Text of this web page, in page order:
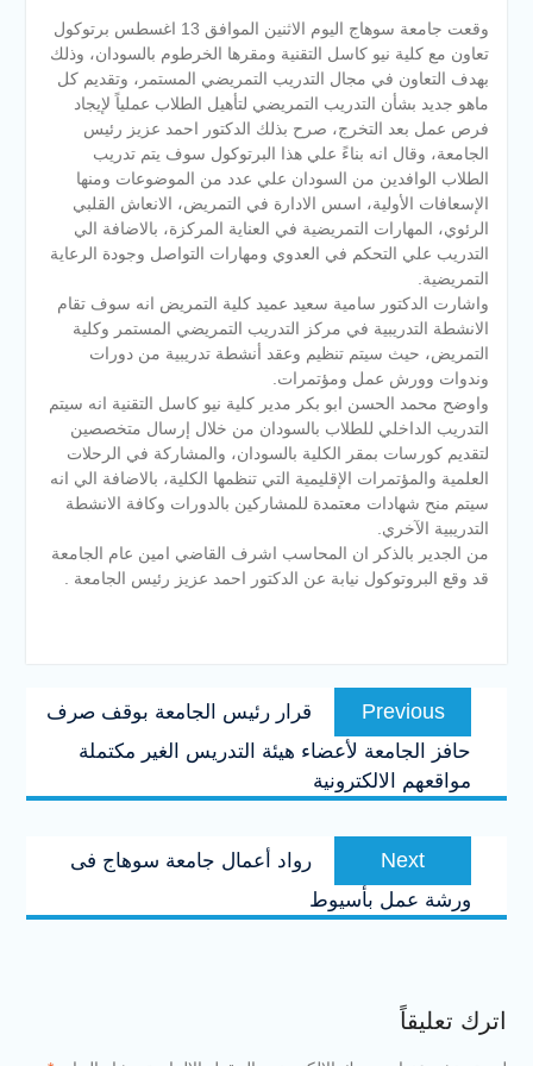
وقعت جامعة سوهاج اليوم الاثنين الموافق 13 اغسطس برتوكول
تعاون مع كلية نيو كاسل التقنية ومقرها الخرطوم بالسودان، وذلك
بهدف التعاون في مجال التدريب التمريضي المستمر، وتقديم كل
ماهو جديد بشأن التدريب التمريضي لتأهيل الطلاب عملياً لإيجاد
فرص عمل بعد التخرج، صرح بذلك الدكتور احمد عزيز رئيس
الجامعة، وقال انه بناءً علي هذا البرتوكول سوف يتم تدريب
الطلاب الوافدين من السودان علي عدد من الموضوعات ومنها
الإسعافات الأولية، اسس الادارة في التمريض، الانعاش القلبي
الرئوي، المهارات التمريضية في العناية المركزة، بالاضافة الي
التدريب علي التحكم في العدوي ومهارات التواصل وجودة الرعاية
التمريضية.
واشارت الدكتور سامية سعيد عميد كلية التمريض انه سوف تقام
الانشطة التدريبية في مركز التدريب التمريضي المستمر وكلية
التمريض، حيث سيتم تنظيم وعقد أنشطة تدريبية من دورات
وندوات وورش عمل ومؤتمرات.
واوضح محمد الحسن ابو بكر مدير كلية نيو كاسل التقنية انه سيتم
التدريب الداخلي للطلاب بالسودان من خلال إرسال متخصصين
لتقديم كورسات بمقر الكلية بالسودان، والمشاركة في الرحلات
العلمية والمؤتمرات الإقليمية التي تنظمها الكلية، بالاضافة الي انه
سيتم منح شهادات معتمدة للمشاركين بالدورات وكافة الانشطة
التدريبية الآخري.
من الجدير بالذكر ان المحاسب اشرف القاضي امين عام الجامعة
قد وقع البروتوكول نيابة عن الدكتور احمد عزيز رئيس الجامعة .
تصفّح
المقالاتPrevious
Previous
post:
قرار رئيس الجامعة بوقف صرف
حافز الجامعة لأعضاء هيئة التدريس الغير مكتملة
مواقعهم الالكترونية
Next
Next
post:
رواد أعمال جامعة سوهاج فى
ورشة عمل بأسيوط
اترك تعليقاً